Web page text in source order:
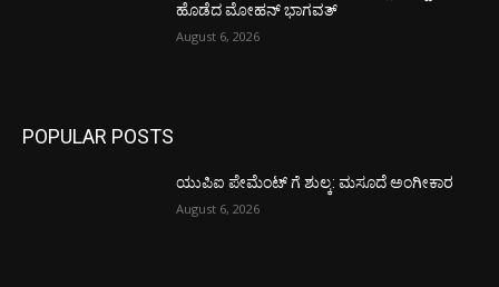
ಹೊಡೆದ ಮೋಹನ್ ಭಾಗವತ್
August 6, 2026
POPULAR POSTS
ಯುಪಿಐ ಪೇಮೆಂಟ್ ಗೆ ಶುಲ್ಕ: ಮಸೂದೆ ಅಂಗೀಕಾರ
August 6, 2026